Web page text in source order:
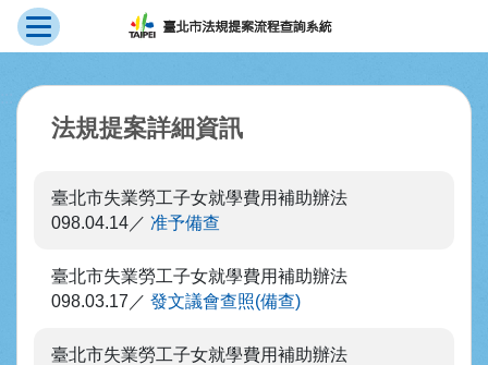
跳到主要內容
展開選單
法規提案詳細資訊
臺北市失業勞工子女就學費用補助辦法
098.04.14
准予備查
臺北市失業勞工子女就學費用補助辦法
098.03.17
發文議會查照(備查)
臺北市失業勞工子女就學費用補助辦法